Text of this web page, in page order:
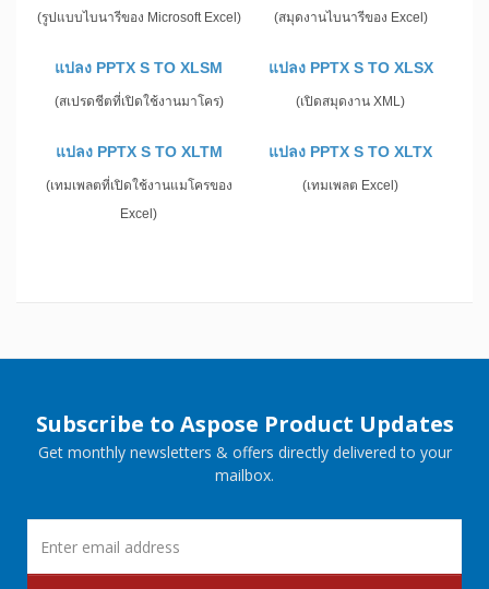
(รูปแบบไบนารีของ Microsoft Excel) (สมุดงานไบนารีของ Excel)
แปลง PPTX S TO XLSM
(สเปรดชีตที่เปิดใช้งานมาโคร)
แปลง PPTX S TO XLSX
(เปิดสมุดงาน XML)
แปลง PPTX S TO XLTM
(เทมเพลตที่เปิดใช้งานแมโครของ
Excel)
แปลง PPTX S TO XLTX
(เทมเพลต Excel)
Subscribe to Aspose Product Updates
Get monthly newsletters & offers directly delivered to your
mailbox.